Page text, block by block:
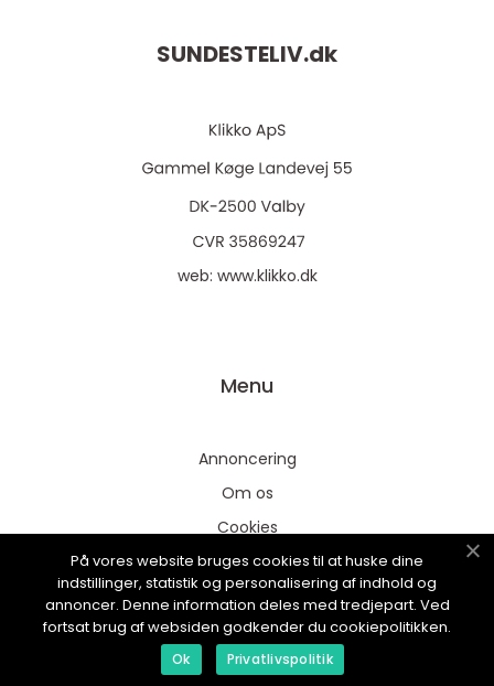
SUNDESTELIV.dk
web: www.klikko.dk
Menu
Annoncering
Om os
Cookies
Kontakt os
Sitemap
På vores website bruges cookies til at huske dine
indstillinger, statistik og personalisering af indhold og
annoncer. Denne information deles med tredjepart. Ved
fortsat brug af websiden godkender du cookiepolitikken.
Ok Privatlivspolitik